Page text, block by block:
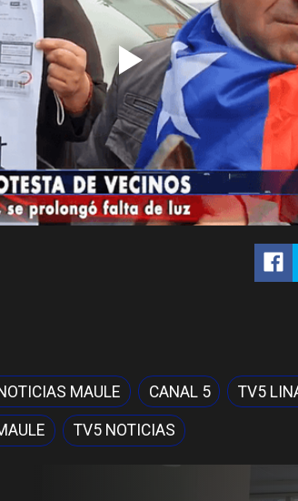
MAULE CANAL 5 TV5
TV5 NOTICIAS